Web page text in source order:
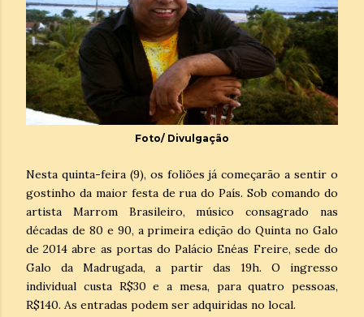
Foto/ Divulgação
Nesta quinta-feira (9), os foliões já começarão a sentir o
gostinho da maior festa de rua do País. Sob comando do
artista Marrom Brasileiro, músico consagrado nas
décadas de 80 e 90, a primeira edição do Quinta no Galo
de 2014 abre as portas do Palácio Enéas Freire, sede do
Galo da Madrugada, a partir das 19h. O ingresso
individual custa R$30 e a mesa, para quatro pessoas,
R$140. As entradas podem ser adquiridas no local.